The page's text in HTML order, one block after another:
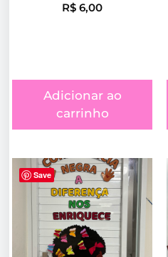
R$ 6,00
Adicionar ao
carrinho
Save